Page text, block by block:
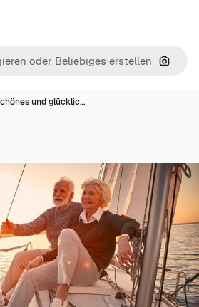
Nach
und glücklic…